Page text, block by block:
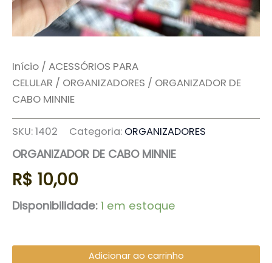
Início / ACESSÓRIOS PARA
CELULAR / ORGANIZADORES / ORGANIZADOR DE
CABO MINNIE
SKU:1402 Categoria: ORGANIZADORES
ORGANIZADOR DE CABO MINNIE
R$ 10,00
Disponibilidade: 1 em estoque
Adicionar ao carrinho